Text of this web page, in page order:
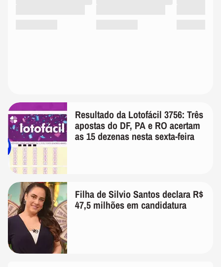
Resultado da Lotofácil 3756: Três
apostas do DF, PA e RO acertam
as 15 dezenas nesta sexta-feira
Filha de Silvio Santos declara R$
47,5 milhões em candidatura